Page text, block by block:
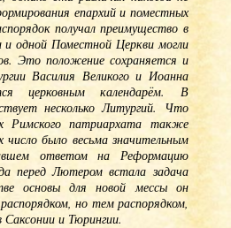
епархий и поместных
получал преимущество в
и одной Поместной Церкви могли
Это положение сохраняется и
Василия Великого и Иоанна
церковным календарём. В
несколько Литургий. Что
Римского патриархата также
число было весьма значительным
ответом на Реформацию
перед Лютером встала задача
основы для новой мессы он
но тем распорядком,
Саксонии и Тюрингии.